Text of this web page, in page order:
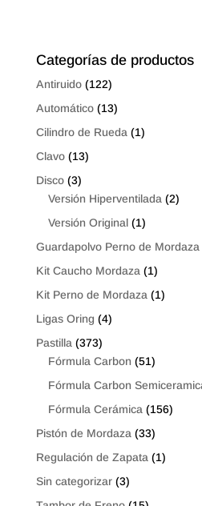
Categorías de productos
Antiruido (122)
Automático (13)
Cilindro de Rueda (1)
Clavo (13)
Disco (3)
Versión Hiperventilada (2)
Versión Original (1)
Guardapolvo Perno de Mordaza
Kit Caucho Mordaza (1)
Kit Perno de Mordaza (1)
Ligas Oring (4)
Pastilla (373)
Fórmula Carbon (51)
Fórmula Carbon
Fórmula Cerámica (156)
Pistón de Mordaza (33)
Regulación de Zapata (1)
Sin categorizar (3)